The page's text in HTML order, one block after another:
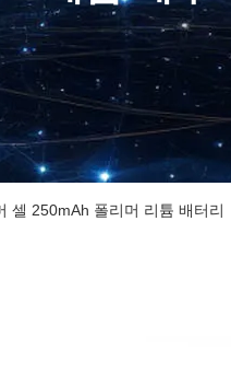
셀 250mAh 폴리머 리튬 배터리